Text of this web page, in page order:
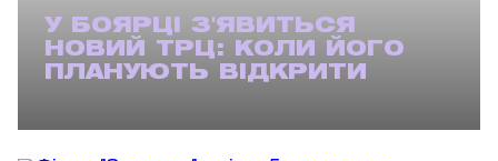
У БОЯРЦІ З'ЯВИТЬСЯ
НОВИЙ ТРЦ: КОЛИ ЙОГО
ПЛАНУЮТЬ ВІДКРИТИ